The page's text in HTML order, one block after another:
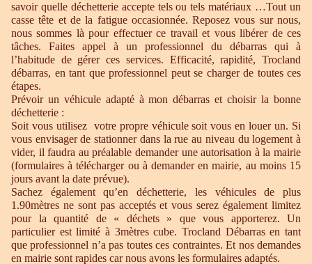
savoir quelle déchetterie accepte tels ou tels matériaux …Tout un
casse tête et de la fatigue occasionnée. Reposez vous sur nous,
nous sommes là pour effectuer ce travail et vous libérer de ces
tâches. Faites appel à un professionnel du débarras qui à
l’habitude de gérer ces services. Efficacité, rapidité, Trocland
débarras, en tant que professionnel peut se charger de toutes ces
étapes.
Prévoir un véhicule adapté à mon débarras et choisir la bonne
déchetterie :
Soit vous utilisez votre propre véhicule soit vous en louer un. Si
vous envisager de stationner dans la rue au niveau du logement à
vider, il faudra au préalable demander une autorisation à la mairie
(formulaires à télécharger ou à demander en mairie, au moins 15
jours avant la date prévue).
Sachez également qu’en déchetterie, les véhicules de plus
1.90mètres ne sont pas acceptés et vous serez également limitez
pour la quantité de « déchets » que vous apporterez. Un
particulier est limité à 3mètres cube. Trocland Débarras en tant
que professionnel n’a pas toutes ces contraintes. Et nos demandes
en mairie sont rapides car nous avons les formulaires adaptés.